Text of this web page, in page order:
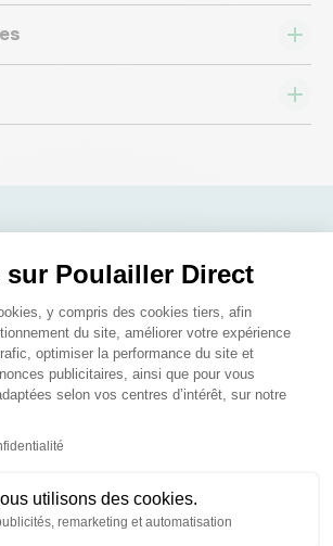
sur Poulailler Direct
de Gestion du
y compris des cookies tiers, afin
du site, améliorer votre expérience
optimiser la performance du site et
publicitaires, ainsi que pour vous
selon vos centres d’intérêt, sur notre
utilisons des cookies.
remarketing et automatisation
Axeptio consent
questions ;)
nous vos questions
peuvent vous